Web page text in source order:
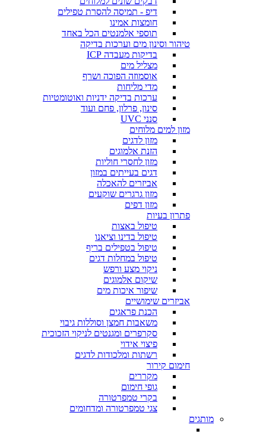
דיפ - תמיסה להסרת טפילים
חומצות אמינו
תוספי אלמנטים הכל באחד
טיהור וסינון מים וערכות בדיקה
בדיקות מעבדה ICP
מצליל מים
אוסמוזה הפוכה ושרף
מדי מליחות
ערכות בדיקה ידניות ואוטומטיות
סינון, פרלון, פחם ועוד
סנני UVC
מזון למים מלוחים
מזון לדגים
הזנת אלמוגים
מזון לחסרי חוליות
דגים בעייתים במזון
אביזרים להאכלה
מזון גרגרים שוקעים
מזון דפים
פתרון בעיות
טיפול באצות
טיפול בדינו וציאנו
טיפול בטפילים בריף
טיפול במחלות דגים
ניקוי מצע ורפש
שיקום אלמוגים
שיפור איכות מים
אביזרים שימושיים
הכנת פראגים
משאבות חמצן וסוללות גיבוי
סקרפרים ומגנטים לניקוי הזכוכית
פיצוי אידוי
רשתות ומלכודות לדגים
חימום קירור
מקררים
גופי חימום
בקרי טמפרטורה
צגי טמפרטורה ומדחומים
מותגים